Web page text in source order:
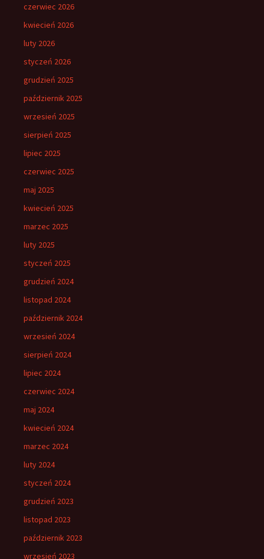
czerwiec 2026
kwiecień 2026
luty 2026
styczeń 2026
grudzień 2025
październik 2025
wrzesień 2025
sierpień 2025
lipiec 2025
czerwiec 2025
maj 2025
kwiecień 2025
marzec 2025
luty 2025
styczeń 2025
grudzień 2024
listopad 2024
październik 2024
wrzesień 2024
sierpień 2024
lipiec 2024
czerwiec 2024
maj 2024
kwiecień 2024
marzec 2024
luty 2024
styczeń 2024
grudzień 2023
listopad 2023
październik 2023
wrzesień 2023